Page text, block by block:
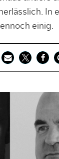
In
einig.